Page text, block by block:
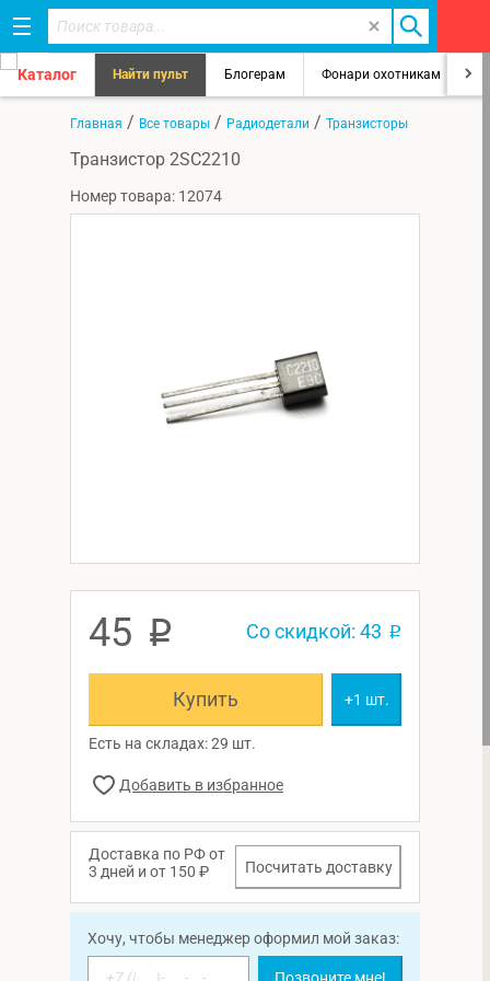
Каталог Найти пульт Блогерам Фонари охотникам
Главная / Все товары / Радиодетали / Транзисторы
Транзистор 2SC2210
Номер товара: 12074
45 p Со скидкой: 43 p
Купить +1 шт.
Есть на складах: 29 шт.
Доставка по РФ от
3 дней и от 150 ₽
Посчитать доставку
Хочу, чтобы менеджер оформил мой заказ:
Позвоните мне!